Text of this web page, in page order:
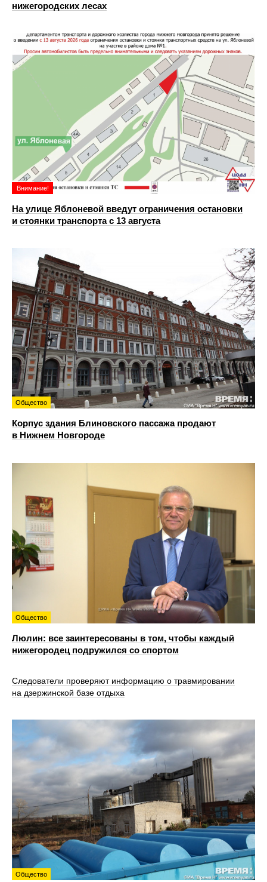
нижегородских лесах
Внимание!
На улице Яблоневой введут ограничения остановки
и стоянки транспорта с 13 августа
Общество
Корпус здания Блиновского пассажа продают
в Нижнем Новгороде
Общество
Люлин: все заинтересованы в том, чтобы каждый
нижегородец подружился со спортом
Следователи проверяют информацию о травмировании
на дзержинской базе отдыха
Общество